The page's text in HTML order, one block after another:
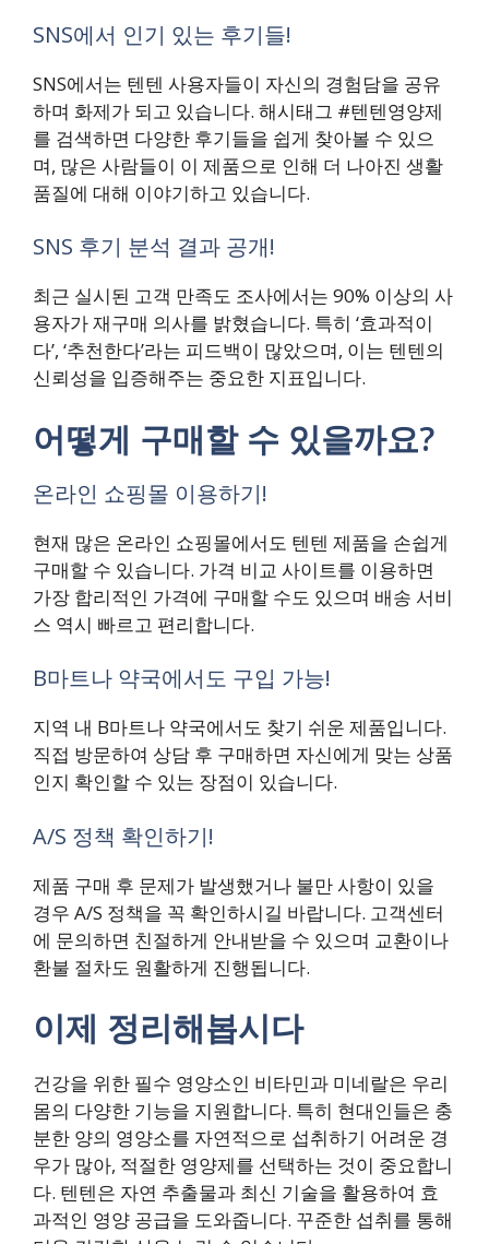
SNS에서 인기 있는 후기들!
SNS에서는 텐텐 사용자들이 자신의 경험담을 공유
하며 화제가 되고 있습니다. 해시태그 #텐텐영양제
를 검색하면 다양한 후기들을 쉽게 찾아볼 수 있으
며, 많은 사람들이 이 제품으로 인해 더 나아진 생활
품질에 대해 이야기하고 있습니다.
SNS 후기 분석 결과 공개!
최근 실시된 고객 만족도 조사에서는 90% 이상의 사
용자가 재구매 의사를 밝혔습니다. 특히 ‘효과적이
다’, ‘추천한다’라는 피드백이 많았으며, 이는 텐텐의
신뢰성을 입증해주는 중요한 지표입니다.
어떻게 구매할 수 있을까요?
온라인 쇼핑몰 이용하기!
현재 많은 온라인 쇼핑몰에서도 텐텐 제품을 손쉽게
구매할 수 있습니다. 가격 비교 사이트를 이용하면
가장 합리적인 가격에 구매할 수도 있으며 배송 서비
스 역시 빠르고 편리합니다.
B마트나 약국에서도 구입 가능!
지역 내 B마트나 약국에서도 찾기 쉬운 제품입니다.
직접 방문하여 상담 후 구매하면 자신에게 맞는 상품
인지 확인할 수 있는 장점이 있습니다.
A/S 정책 확인하기!
제품 구매 후 문제가 발생했거나 불만 사항이 있을
경우 A/S 정책을 꼭 확인하시길 바랍니다. 고객센터
에 문의하면 친절하게 안내받을 수 있으며 교환이나
환불 절차도 원활하게 진행됩니다.
이제 정리해봅시다
건강을 위한 필수 영양소인 비타민과 미네랄은 우리
몸의 다양한 기능을 지원합니다. 특히 현대인들은 충
분한 양의 영양소를 자연적으로 섭취하기 어려운 경
우가 많아, 적절한 영양제를 선택하는 것이 중요합니
다. 텐텐은 자연 추출물과 최신 기술을 활용하여 효
과적인 영양 공급을 도와줍니다. 꾸준한 섭취를 통해